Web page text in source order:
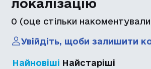
локалізацію
0 (оце стільки
Увійдіть, щоби залишити
Найновіші Найстаріші